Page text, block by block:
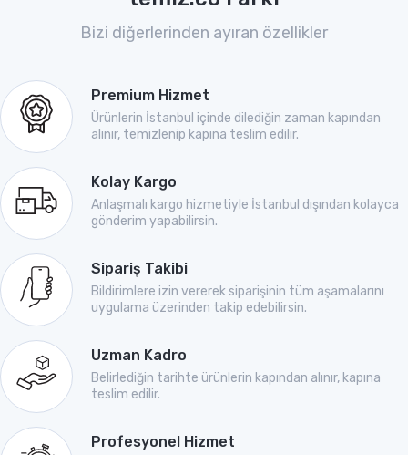
Bizi diğerlerinden ayıran özellikler
Premium Hizmet
Ürünlerin İstanbul içinde dilediğin zaman kapından
alınır, temizlenip kapına teslim edilir.
Kolay Kargo
Anlaşmalı kargo hizmetiyle İstanbul dışından kolayca
gönderim yapabilirsin.
Sipariş Takibi
Bildirimlere izin vererek siparişinin tüm aşamalarını
uygulama üzerinden takip edebilirsin.
Uzman Kadro
Belirlediğin tarihte ürünlerin kapından alınır, kapına
teslim edilir.
Profesyonel Hizmet